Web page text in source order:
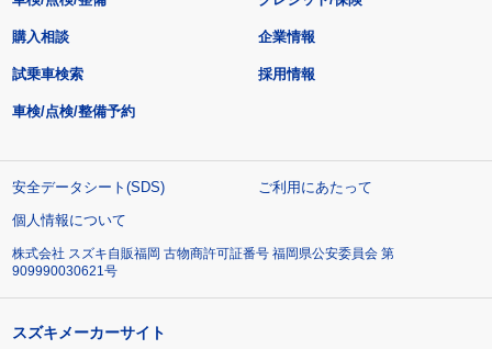
購入相談
試乗車検索
車検/点検/整備予約
企業情報
採用情報
安全データシート(SDS)
ご利用にあたって
個人情報について
株式会社 スズキ自販福岡 古物商許可証番号 福岡県公安委員会 第
909990030621号
スズキメーカーサイト